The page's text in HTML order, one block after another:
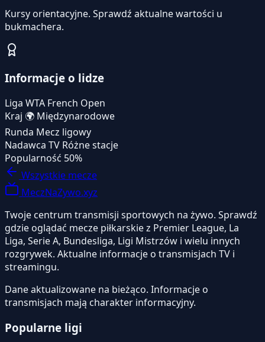
Kursy orientacyjne. Sprawdź aktualne wartości u
bukmachera.
Informacje o lidze
Liga WTA French Open
Kraj 🌍 Międzynarodowe
Runda Mecz ligowy
Nadawca TV Różne stacje
Popularność 50%
Wszystkie mecze
MeczNaZywo.xyz
Twoje centrum transmisji sportowych na żywo. Sprawdź
gdzie oglądać mecze piłkarskie z Premier League, La
Liga, Serie A, Bundesliga, Ligi Mistrzów i wielu innych
rozgrywek. Aktualne informacje o transmisjach TV i
streamingu.
Dane aktualizowane na bieżąco. Informacje o
transmisjach mają charakter informacyjny.
Popularne ligi